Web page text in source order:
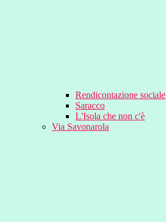
Rendicontazione sociale
Saracco
L'Isola che non c'è
Via Savonarola